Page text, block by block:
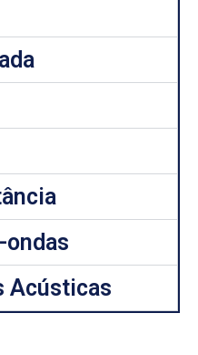
Acústicas